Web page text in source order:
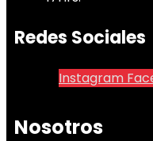
Redes Sociales
Instagram
Nosotros